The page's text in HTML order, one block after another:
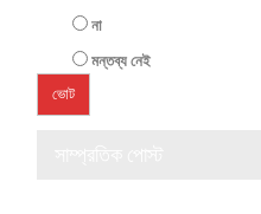
না
মন্তব্য নেই